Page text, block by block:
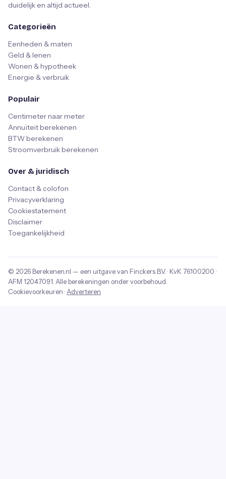
duidelijk en altijd actueel.
Categorieën
Eenheden & maten
Geld & lenen
Wonen & hypotheek
Energie & verbruik
Populair
Centimeter naar meter
Annuïteit berekenen
BTW berekenen
Stroomverbruik berekenen
Over & juridisch
Contact & colofon
Privacyverklaring
Cookiestatement
Disclaimer
Toegankelijkheid
© 2026 Berekenen.nl — een uitgave van Finckers B.V. · KvK 76100200 ·
AFM 12047091 . Alle berekeningen onder voorbehoud.
Cookievoorkeuren · Adverteren